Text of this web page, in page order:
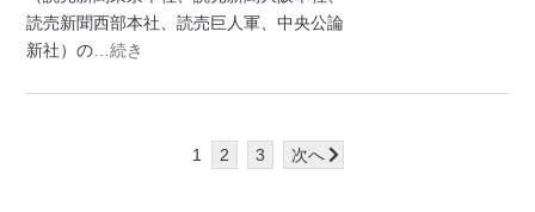
読売新聞西部本社、読売巨人軍、中央公論
新社）の …続き
1 2 3 次へ